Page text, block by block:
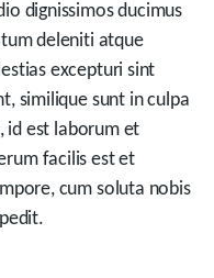
dignissimos ducimus
deleniti atque
excepturi sint
similique sunt in culpa
id est laborum et
facilis est et
cum soluta nobis